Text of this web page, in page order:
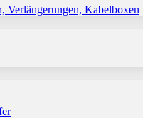
Verlängerungen, Kabelboxen